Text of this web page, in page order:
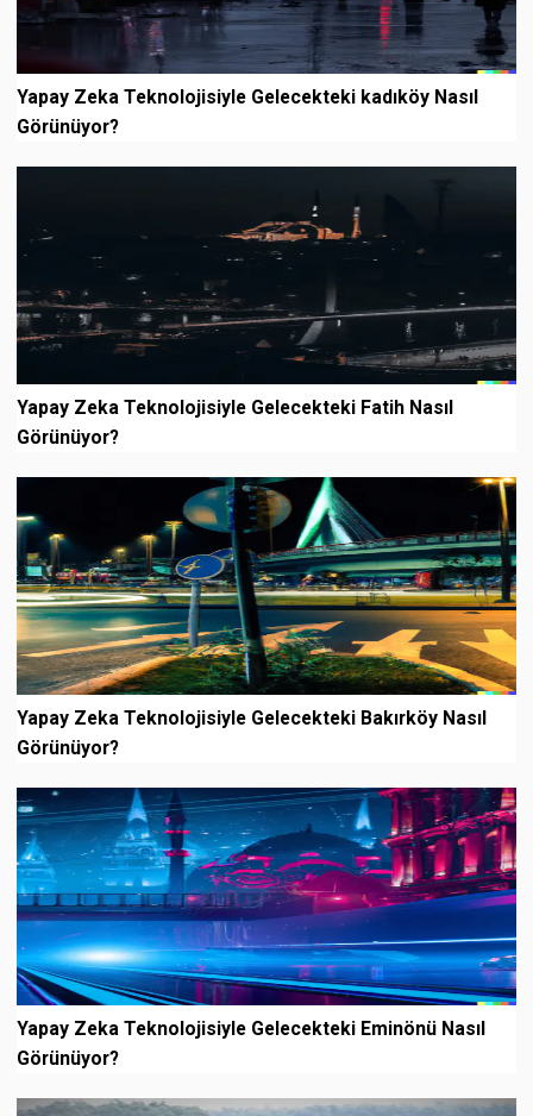
Yapay Zeka Teknolojisiyle Gelecekteki kadıköy Nasıl
Görünüyor?
Yapay Zeka Teknolojisiyle Gelecekteki Fatih Nasıl
Görünüyor?
Yapay Zeka Teknolojisiyle Gelecekteki Bakırköy Nasıl
Görünüyor?
Yapay Zeka Teknolojisiyle Gelecekteki Eminönü Nasıl
Görünüyor?